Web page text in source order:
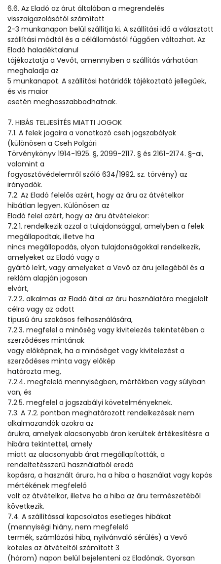
6.6. Az Eladó az árut általában a megrendelés
visszaigazolásától számított
2-3 munkanapon belül szállítja ki. A szállítási idő a választott
szállítási módtól és a célállomástól függően változhat. Az
Eladó haladéktalanul
tájékoztatja a Vevőt, amennyiben a szállítás várhatóan
meghaladja az
5 munkanapot. A szállítási határidők tájékoztató jellegűek,
és vis maior
esetén meghosszabbodhatnak.
7. HIBÁS TELJESÍTÉS MIATTI JOGOK
7.1. A felek jogaira a vonatkozó cseh jogszabályok
(különösen a Cseh Polgári
Törvénykönyv 1914-1925. §, 2099-2117. § és 2161-2174. §-ai,
valamint a
fogyasztóvédelemről szóló 634/1992. sz. törvény) az
irányadók.
7.2. Az Eladó felelős azért, hogy az áru az átvételkor
hibátlan legyen. Különösen az
Eladó felel azért, hogy az áru átvételekor:
7.2.1. rendelkezik azzal a tulajdonsággal, amelyben a felek
megállapodtak, illetve ha
nincs megállapodás, olyan tulajdonságokkal rendelkezik,
amelyeket az Eladó vagy a
gyártó leírt, vagy amelyeket a Vevő az áru jellegéből és a
reklám alapján jogosan
elvárt,
7.2.2. alkalmas az Eladó által az áru használatára megjelölt
célra vagy az adott
típusú áru szokásos felhasználására,
7.2.3. megfelel a minőség vagy kivitelezés tekintetében a
szerződéses mintának
vagy előképnek, ha a minőséget vagy kivitelezést a
szerződéses minta vagy előkép
határozta meg,
7.2.4. megfelelő mennyiségben, mértékben vagy súlyban
van, és
7.2.5. megfelel a jogszabályi követelményeknek.
7.3. A 7.2. pontban meghatározott rendelkezések nem
alkalmazandók azokra az
árukra, amelyek alacsonyabb áron kerültek értékesítésre a
hibára tekintettel, amely
miatt az alacsonyabb árat megállapították, a
rendeltetésszerű használatból eredő
kopásra, a használt árura, ha a hiba a használat vagy kopás
mértékének megfelelő
volt az átvételkor, illetve ha a hiba az áru természetéből
következik.
7.4. A szállítással kapcsolatos esetleges hibákat
(mennyiségi hiány, nem megfelelő
termék, számlázási hiba, nyilvánvaló sérülés) a Vevő
köteles az átvételtől számított 3
(három) napon belül bejelenteni az Eladónak. Gyorsan